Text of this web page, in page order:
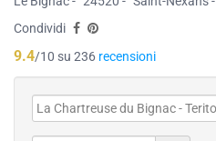
Condividi
9.4/10 su 236 recensioni